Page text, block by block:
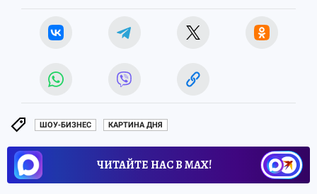
ШОУ-БИЗНЕС КАРТИНА ДНЯ
ЧИТАЙТЕ НАС В МАХ!